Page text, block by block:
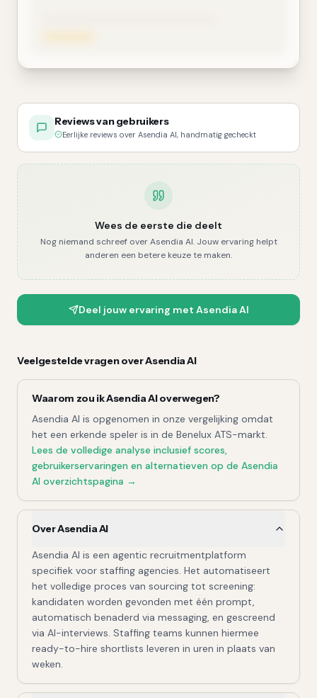
Reviews van gebruikers
Eerlijke reviews over Asendia AI, handmatig gecheckt
Wees de eerste die deelt
Nog niemand schreef overAsendia AI. Jouw ervaring helpt
anderen een betere keuze te maken.
Deel jouw ervaring met Asendia AI
Veelgestelde vragen overAsendia AI
Waarom zou ikAsendia AIoverwegen?
Asendia AI is opgenomen in onze vergelijking omdat
het een erkende speler is in de Benelux ATS-markt.
Lees de volledige analyse inclusief scores,
gebruikerservaringen en alternatieven op de Asendia
AI overzichtspagina →
Over Asendia AI
Asendia AI is een agentic recruitmentplatform
specifiek voor staffing agencies. Het automatiseert
het volledige proces van sourcing tot screening:
kandidaten worden gevonden met één prompt,
automatisch benaderd via messaging, en gescreend
via AI-interviews. Staffing teams kunnen hiermee
ready-to-hire shortlists leveren in uren in plaats van
weken.